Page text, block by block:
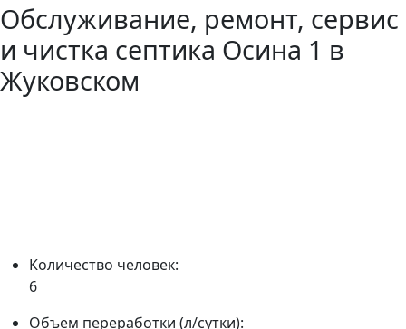
Обслуживание, ремонт, сервис
и чистка септика Осина 1 в
Жуковском
Количество человек:
6
Объем переработки (л/сутки):